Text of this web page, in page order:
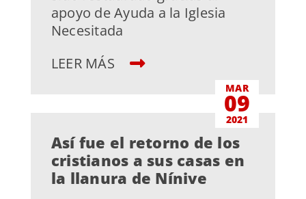
apoyo de Ayuda a la Iglesia
Necesitada
LEER MÁS
MAR
09
2021
Así fue el retorno de los
cristianos a sus casas en
la llanura de Nínive